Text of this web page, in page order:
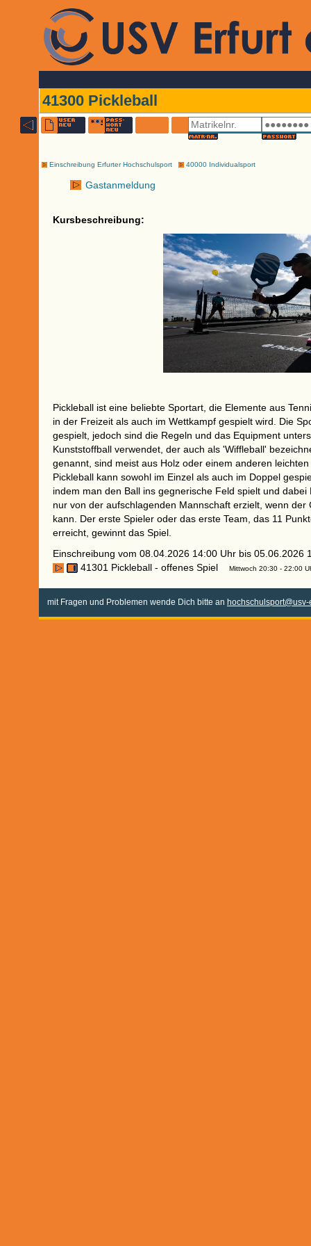
41300 Pickleball
Einschreibung Erfurter Hochschulsport 40000 Individualsport
Gastanmeldung
Kursbeschreibung:
Pickleball ist eine beliebte Sportart, die Elemente aus
in der Freizeit als auch im Wettkampf gespielt wird. Die
gespielt, jedoch sind die Regeln und das Equipment
Kunststoffball verwendet, der auch als 'Wiffleball'
genannt, sind meist aus Holz oder einem anderen
Pickleball kann sowohl im Einzel als auch im Doppel
indem man den Ball ins gegnerische Feld spielt und
nur von der aufschlagenden Mannschaft erzielt, wenn
kann. Der erste Spieler oder das erste Team, das 11
erreicht, gewinnt das Spiel.
Einschreibung vom 08.04.2026 14:00 Uhr bis 05.06.2026
41301 Pickleball - offenes Spiel
Mittwoch 20:30 - 22:00
mit Fragen und Problemen wende Dich bitte an